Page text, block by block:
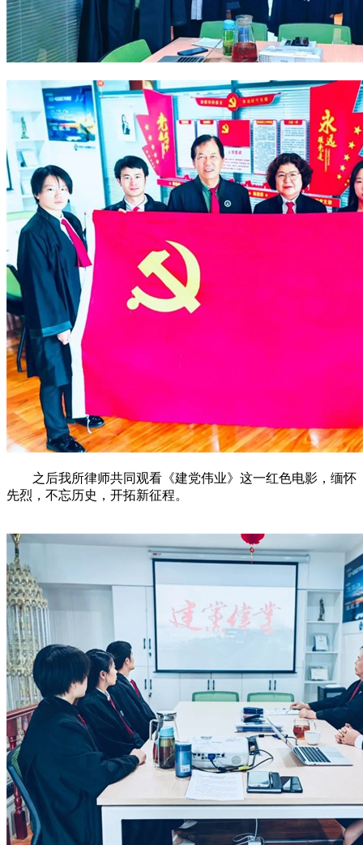
之后我所律师共同观看《建党伟业》这一红色电影，缅怀
先烈，不忘历史，开拓新征程。